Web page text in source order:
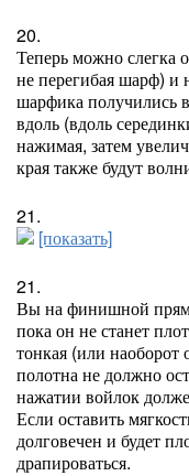
20.
Теперь можно слегка
не перегибая шарф) и
шарфика получились
вдоль (вдоль
нажимая, затем
края также будут
21.
[показать]
21.
Вы на финишной
пока он не станет
тонкая (или наоборот
полотна не должно
нажатии войлок
Если оставить
долговечен и будет
драпироваться.